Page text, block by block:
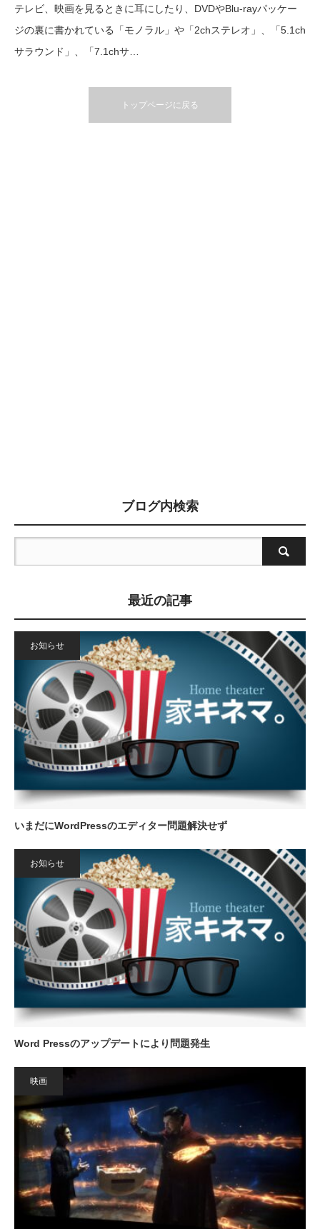
テレビ、映画を見るときに耳にしたり、DVDやBlu-rayパッケー
ジの裏に書かれている「モノラル」や「2chステレオ」、「5.1ch
サラウンド」、「7.1chサ…
トップページに戻る
ブログ内検索
最近の記事
お知らせ
いまだにWordPressのエディター問題解決せず
お知らせ
Word Pressのアップデートにより問題発生
映画